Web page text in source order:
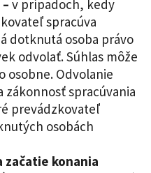
v prípadoch, kedy
spracúva
dotknutá osoba právo
odvolať. Súhlas môže
osobne. Odvolanie
zákonnosť spracúvania
prevádzkovateľ
osobách
začatie konania